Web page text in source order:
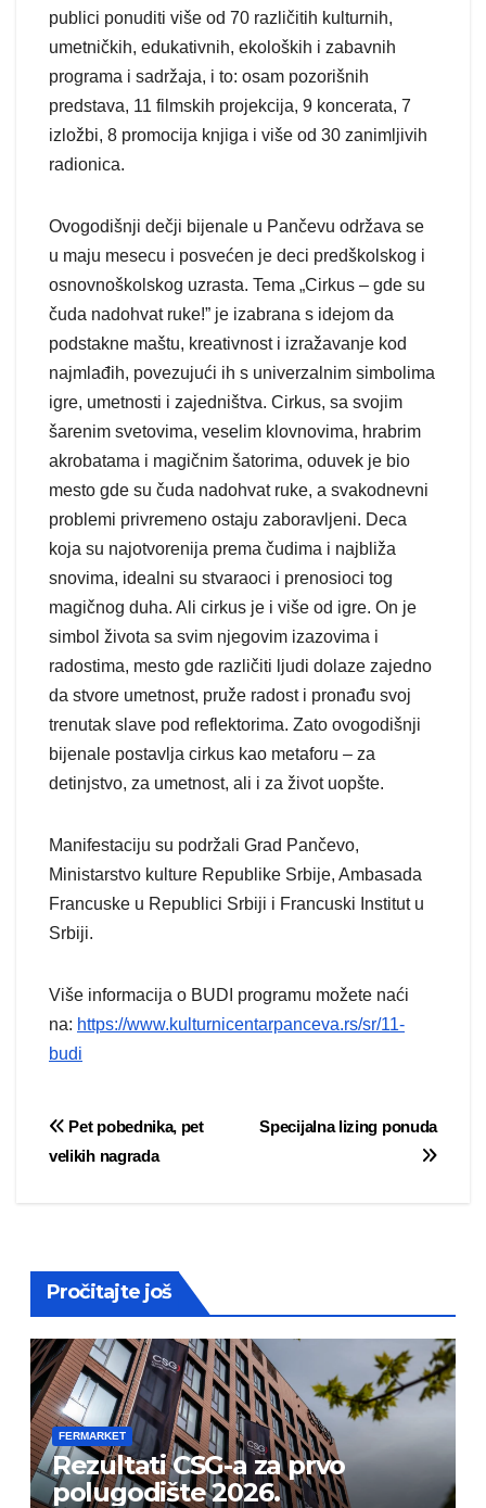
publici ponuditi više od 70 različitih kulturnih,
umetničkih, edukativnih, ekoloških i zabavnih
programa i sadržaja, i to: osam pozorišnih
predstava, 11 filmskih projekcija, 9 koncerata, 7
izložbi, 8 promocija knjiga i više od 30 zanimljivih
radionica.
Ovogodišnji dečji bijenale u Pančevu održava se
u maju mesecu i posvećen je deci predškolskog i
osnovnoškolskog uzrasta. Tema „Cirkus – gde su
čuda nadohvat ruke!” je izabrana s idejom da
podstakne maštu, kreativnost i izražavanje kod
najmlađih, povezujući ih s univerzalnim simbolima
igre, umetnosti i zajedništva. Cirkus, sa svojim
šarenim svetovima, veselim klovnovima, hrabrim
akrobatama i magičnim šatorima, oduvek je bio
mesto gde su čuda nadohvat ruke, a svakodnevni
problemi privremeno ostaju zaboravljeni. Deca
koja su najotvorenija prema čudima i najbliža
snovima, idealni su stvaraoci i prenosioci tog
magičnog duha. Ali cirkus je i više od igre. On je
simbol života sa svim njegovim izazovima i
radostima, mesto gde različiti ljudi dolaze zajedno
da stvore umetnost, pruže radost i pronađu svoj
trenutak slave pod reflektorima. Zato ovogodišnji
bijenale postavlja cirkus kao metaforu – za
detinjstvo, za umetnost, ali i za život uopšte.
Manifestaciju su podržali Grad Pančevo,
Ministarstvo kulture Republike Srbije, Ambasada
Francuske u Republici Srbiji i Francuski Institut u
Srbiji.
Više informacija o BUDI programu možete naći
na: https://www.kulturnicentarpanceva.rs/sr/11-
budi
Post
navigation
Specijalna lizing ponuda
Pet pobednika, pet
velikih nagrada
Pročitajte još
FERMARKET
Rezultati CSG-a za prvo
polugodište 2026.